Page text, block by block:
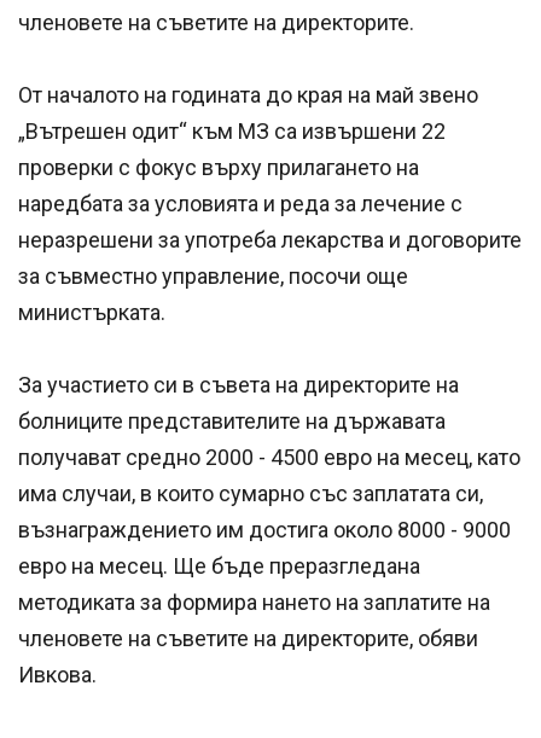
членовете на съветите на директорите.
От началото на годината до края на май звено
„Вътрешен одит“ към МЗ са извършени 22
проверки с фокус върху прилагането на
наредбата за условията и реда за лечение с
неразрешени за употреба лекарства и договорите
за съвместно управление, посочи още
министърката.
За участието си в съвета на директорите на
болниците представителите на държавата
получават средно 2000 - 4500 евро на месец, като
има случаи, в които сумарно със заплатата си,
възнаграждението им достига около 8000 - 9000
евро на месец. Ще бъде преразгледана
методиката за формира нането на заплатите на
членовете на съветите на директорите, обяви
Ивкова.